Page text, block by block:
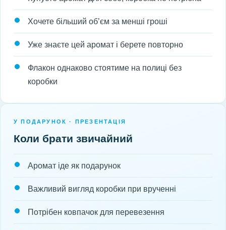
Хочете більший об’єм за менші гроші
Уже знаєте цей аромат і берете повторно
Флакон однаково стоятиме на полиці без
коробки
У ПОДАРУНОК · ПРЕЗЕНТАЦІЯ
Коли брати звичайний
Аромат іде як подарунок
Важливий вигляд коробки при врученні
Потрібен ковпачок для перевезення